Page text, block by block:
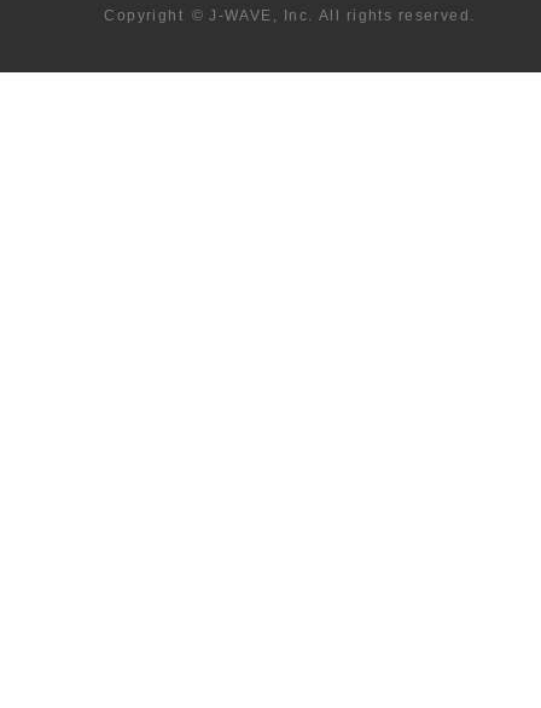
Copyright © J-WAVE, Inc. All rights reserved.